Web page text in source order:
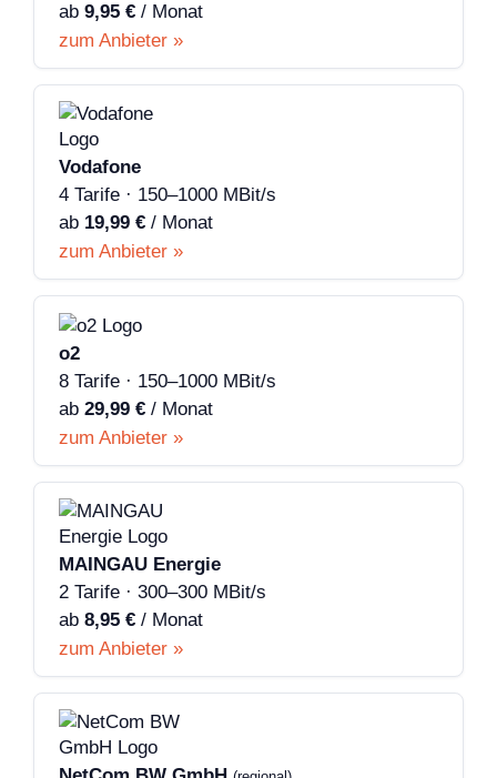
ab 9,95 € / Monat
zum Anbieter »
Vodafone
4 Tarife · 150–1000 MBit/s
ab 19,99 € / Monat
zum Anbieter »
o2
8 Tarife · 150–1000 MBit/s
ab 29,99 € / Monat
zum Anbieter »
MAINGAU Energie
2 Tarife · 300–300 MBit/s
ab 8,95 € / Monat
zum Anbieter »